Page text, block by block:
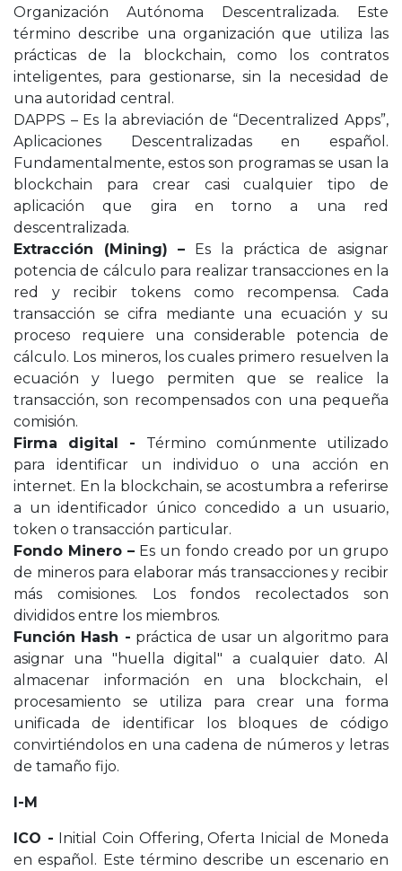
Organización Autónoma Descentralizada. Este
término describe una organización que utiliza las
prácticas de la blockchain, como los contratos
inteligentes, para gestionarse, sin la necesidad de
una autoridad central.
DAPPS – Es la abreviación de “Decentralized Apps”,
Aplicaciones Descentralizadas en español.
Fundamentalmente, estos son programas se usan la
blockchain para crear casi cualquier tipo de
aplicación que gira en torno a una red
descentralizada.
Extracción (Mining) – Es la práctica de asignar
potencia de cálculo para realizar transacciones en la
red y recibir tokens como recompensa. Cada
transacción se cifra mediante una ecuación y su
proceso requiere una considerable potencia de
cálculo. Los mineros, los cuales primero resuelven la
ecuación y luego permiten que se realice la
transacción, son recompensados con una pequeña
comisión.
Firma digital - Término comúnmente utilizado
para identificar un individuo o una acción en
internet. En la blockchain, se acostumbra a referirse
a un identificador único concedido a un usuario,
token o transacción particular.
Fondo Minero – Es un fondo creado por un grupo
de mineros para elaborar más transacciones y recibir
más comisiones. Los fondos recolectados son
divididos entre los miembros.
Función Hash - práctica de usar un algoritmo para
asignar una "huella digital" a cualquier dato. Al
almacenar información en una blockchain, el
procesamiento se utiliza para crear una forma
unificada de identificar los bloques de código
convirtiéndolos en una cadena de números y letras
de tamaño fijo.
I-M
ICO - Initial Coin Offering, Oferta Inicial de Moneda
en español. Este término describe un escenario en